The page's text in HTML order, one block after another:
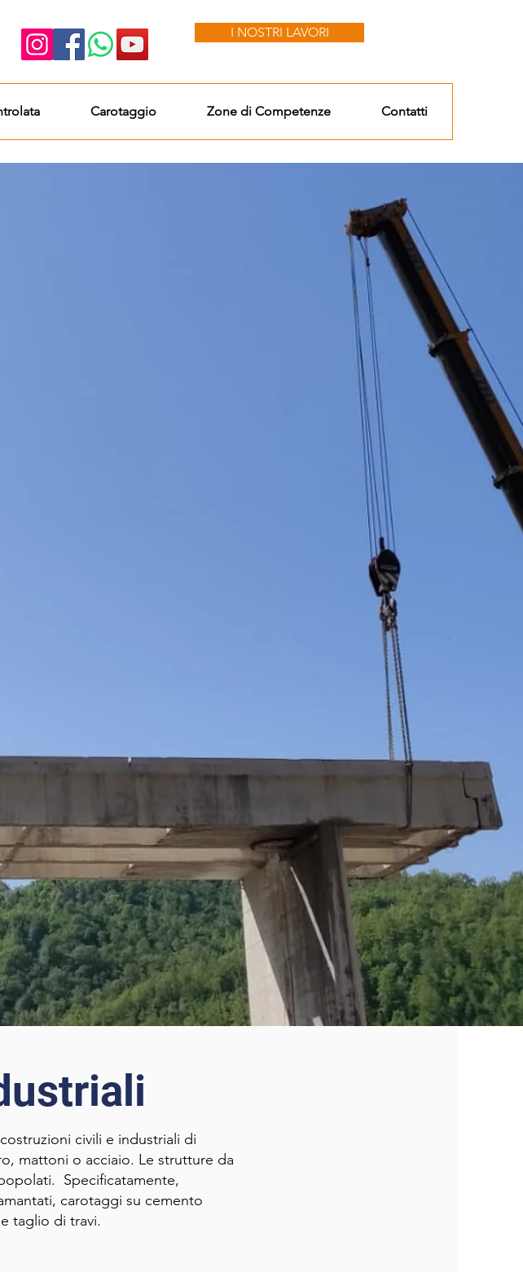
I NOSTRI LAVORI
Carotaggio Zone di Competenze Contatti
civili e industriali di
mattoni o acciaio. Le strutture da
Specificatamente,
carotaggi su cemento
taglio di travi.